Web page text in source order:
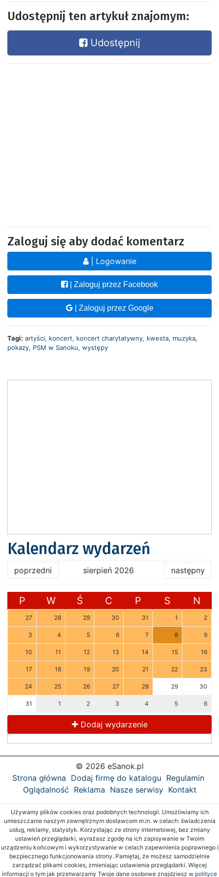
Udostępnij ten artykuł znajomym:
Udostępnij
Zaloguj się aby dodać komentarz
| Logowanie
| Zaloguj przez Facebook
| Zaloguj przez Google
Tagi: artyści, koncert, koncert charytatywny, kwesta, muzyka,
pokazy, PSM w Sanoku, występy
Kalendarz wydarzeń
poprzedni sierpień 2026 następny
P W Ś C P S N
27 28 29 30 31 1 2
3 4 5 6 7 8 9
10 11 12 13 14 15 16
17 18 19 20 21 22 23
24 25 26 27 28 29 30
31 1 2 3 4 5 6
Dodaj wydarzenie
© 2026 eSanok.pl
Strona główna Dodaj firmę do katalogu Regulamin
Oglądalność Reklama Nasze serwisy Kontakt
Używamy plików cookies oraz podobnych technologii. Umożliwiamy ich
umieszczanie naszym zewnętrznym dostawcom m.in. w celach: świadczenia
usług, reklamy, statystyk. Korzystając ze strony internetowej, bez zmiany
ustawień przeglądarki, wyrażasz zgodę na ich zapisywanie w Twoim
urządzeniu końcowym i wykorzystywanie w celach zapewnienia poprawnego i
bezpiecznego funkcjonowania strony. Pamiętaj, że możesz samodzielnie
zarządzać plikami cookies, zmieniając ustawienia przeglądarki. Więcej
informacji o tym jak przetwarzamy Twoje dane osobowe znajdziesz w polityce